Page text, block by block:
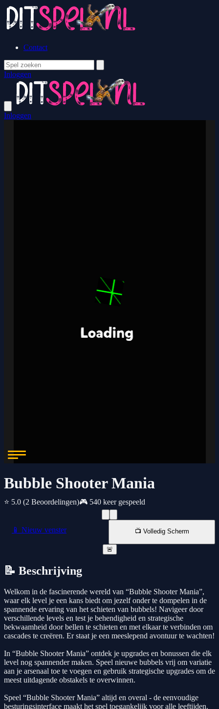
Contact
Inloggen
Inloggen
Bubble Shooter Mania
⭐ 5.0 (2 Beoordelingen)🎮 540 keer gespeeld
📱 Nieuw venster 📺 Volledig Scherm
🚨
📝 Beschrijving
Welkom in de fascinerende wereld van “Bubble Shooter Mania”,
waar elk level je een kans biedt om jezelf onder te dompelen in de
spannende ervaring van het schieten van bubbels! Navigeer door
verschillende levels en test je behendigheid en strategische
bekwaamheid door bellen te schieten en met elkaar te verbinden om
cascades te creëren. Er staat je een meeslepend avontuur te wachten!
In “Bubble Shooter Mania” ontdek je upgrades en bonussen die elk
level nog spannender maken. Speel nieuwe bubbels vrij om variatie
aan je arsenaal toe te voegen en gebruik strategische upgrades om de
meest uitdagende obstakels te overwinnen.
Speel “Bubble Shooter Mania” altijd en overal - de eenvoudige
besturingsinterface maakt het spel toegankelijk voor alle leeftijden.